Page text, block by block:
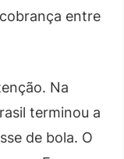
entre
Na
terminou a
de bola. O